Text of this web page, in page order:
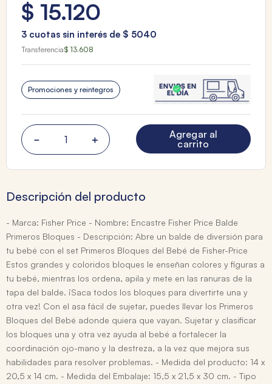
$ 15.120
3 cuotas sin interés de $ 5040
Transferencia$ 13.608
Promociones y reintegros
＋
－
Agregar al
carrito
Descripción del producto
- Marca: Fisher Price - Nombre: Encastre Fisher Price Balde
Primeros Bloques - Descripción: Abre un balde de diversión para
tu bebé con el set Primeros Bloques del Bebé de Fisher-Price
Estos grandes y coloridos bloques le enseñan colores y figuras a
tu bebé, mientras los ordena, apila y mete en las ranuras de la
tapa del balde. ¡Saca todos los bloques para divertirte una y
otra vez! Con el asa fácil de sujetar, puedes llevar los Primeros
Bloques del Bebé adonde quiera que vayan. Sujetar y clasificar
los bloques una y otra vez ayuda al bebé a fortalecer la
coordinación ojo-mano y la destreza, a la vez que mejora sus
habilidades para resolver problemas. - Medida del producto: 14 x
20,5 x 14 cm. - Medida del Embalaje: 15,5 x 21,5 x 30 cm. - Tipo